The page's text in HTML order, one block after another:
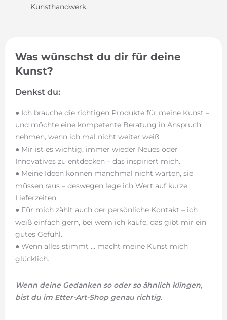
Kunsthandwerk.
Was wünschst du dir für deine
Kunst?
Denkst du:
● Ich brauche die richtigen Produkte für meine Kunst –
und möchte eine kompetente Beratung in Anspruch
nehmen, wenn ich mal nicht weiter weiß.
● Mir ist es wichtig, immer wieder Neues oder
Innovatives zu entdecken – das inspiriert mich.
● Meine Ideen können manchmal nicht warten, sie
müssen raus – deswegen lege ich Wert auf kurze
Lieferzeiten.
● Für mich zählt auch der persönliche Kontakt – ich
weiß einfach gern, bei wem ich kaufe, das gibt mir ein
gutes Gefühl.
● Wenn alles stimmt … macht meine Kunst mich
glücklich.
Wenn deine Gedanken so oder so ähnlich klingen,
bist du im Etter-Art-Shop genau richtig.